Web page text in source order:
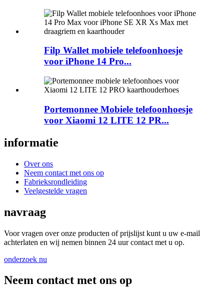
Filp Wallet mobiele telefoonhoesje
voor iPhone 14 Pro...
Portemonnee Mobiele telefoonhoesje
voor Xiaomi 12 LITE 12 PR...
informatie
Over ons
Neem contact met ons op
Fabrieksrondleiding
Veelgestelde vragen
navraag
Voor vragen over onze producten of prijslijst kunt u uw e-mail
achterlaten en wij nemen binnen 24 uur contact met u op.
onderzoek nu
Neem contact met ons op